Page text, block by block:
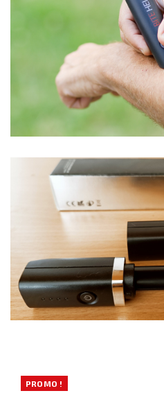
PROMO !